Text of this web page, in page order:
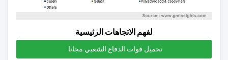
لفهم الاتجاهات الرئيسية
تحميل قوات الدفاع الشعبي مجانا